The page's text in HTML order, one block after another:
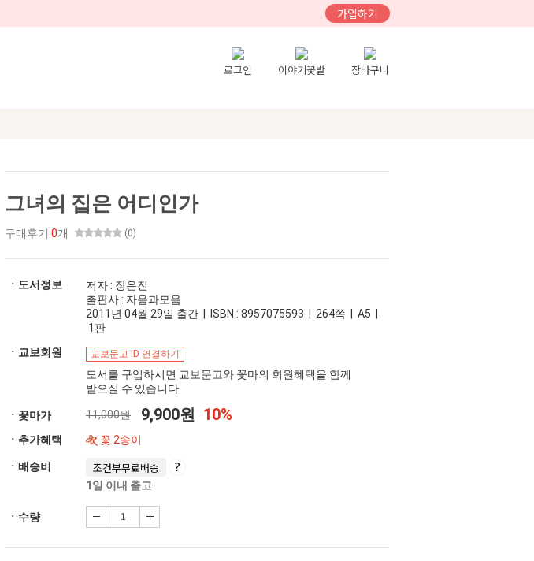
가입하기
로그인 이야기꽃밭 장바구니
그녀의 집은 어디인가
구매후기 0개 (0)
ㆍ도서정보
저자 : 장은진
출판사 : 자음과모음
2011년 04월 29일 출간 | ISBN : 8957075593 | 264쪽 | A5 |
1판
ㆍ교보회원
교보문고 ID 연결하기
도서를 구입하시면 교보문고와 꽃마의 회원혜택을 함께
받으실 수 있습니다.
ㆍ꽃마가 11,000원 9,900원 10%
ㆍ추가혜택 꽃 2송이
ㆍ배송비 조건부무료배송
1일 이내 출고
ㆍ수량